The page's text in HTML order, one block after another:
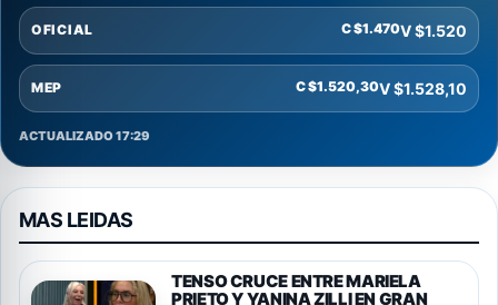
OFICIAL C $1.470V $1.520
MEP C $1.520,30V $1.528,10
ACTUALIZADO 17:29
MAS LEIDAS
TENSO CRUCE ENTRE MARIELA
PRIETO Y YANINA ZILLI EN GRAN